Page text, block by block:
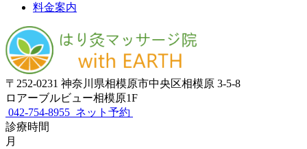
料金案内
〒252-0231 神奈川県相模原市中央区相模原 3-5-8
ロアーブルビュー相模原1F
042-754-8955 ネット予約
診療時間
月